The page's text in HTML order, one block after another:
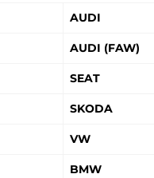
AUDI
AUDI (FAW)
SEAT
SKODA
VW
BMW